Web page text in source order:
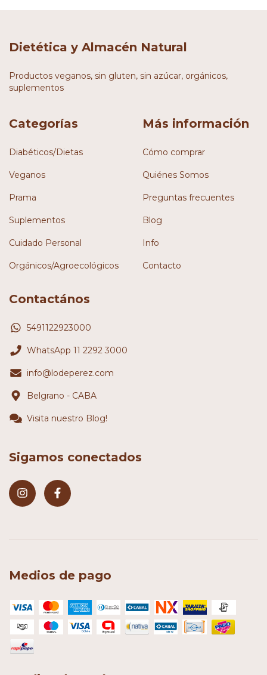
Dietética y Almacén Natural
Productos veganos, sin gluten, sin azúcar, orgánicos,
suplementos
Categorías
Diabéticos/Dietas
Veganos
Prama
Suplementos
Cuidado Personal
Orgánicos/Agroecológicos
Más información
Cómo comprar
Quiénes Somos
Preguntas frecuentes
Blog
Info
Contacto
Contactános
5491122923000
WhatsApp 11 2292 3000
info@lodeperez.com
Belgrano - CABA
Visita nuestro Blog!
Sigamos conectados
Medios de pago